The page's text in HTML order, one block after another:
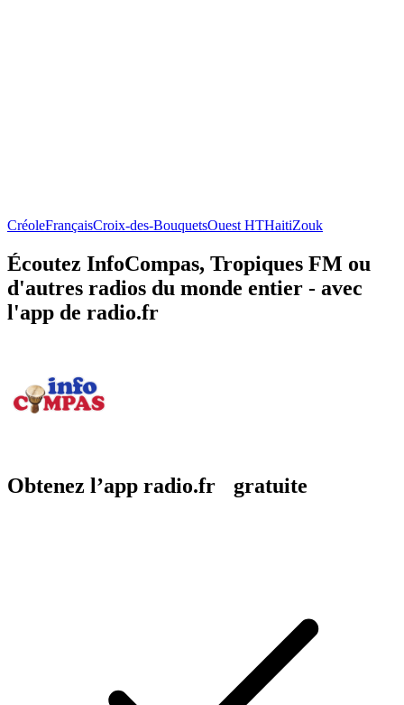
CréoleFrançaisCroix-des-BouquetsOuest HTHaitiZouk
Écoutez InfoCompas, Tropiques FM ou
d'autres radios du monde entier - avec
l'app de radio.fr
Obtenez l’app radio.fr gratuite